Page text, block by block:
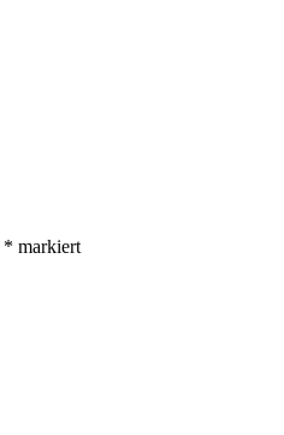
* markiert